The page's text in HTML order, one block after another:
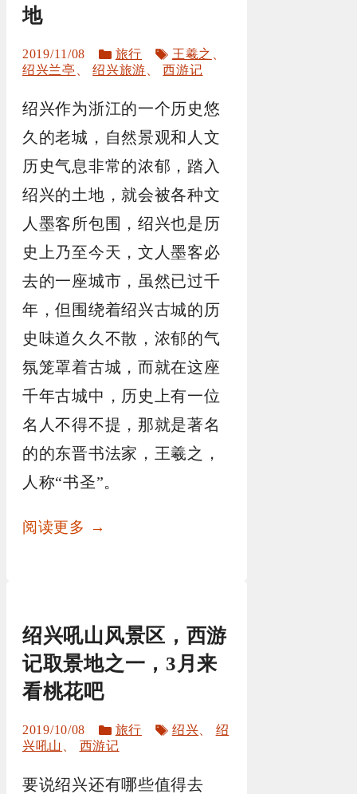
地
2019/11/08
分
类
旅行
标
签
王羲之
绍兴兰亭
、绍兴旅游 、西游记
绍兴作为浙江的一个历史悠
久的老城，自然景观和人文
历史气息非常的浓郁，踏入
绍兴的土地，就会被各种文
人墨客所包围，绍兴也是历
史上乃至今天，文人墨客必
去的一座城市，虽然已过千
年，但围绕着绍兴古城的历
史味道久久不散，浓郁的气
氛笼罩着古城，而就在这座
千年古城中，历史上有一位
名人不得不提，那就是著名
的的东晋书法家，王羲之，
人称“书圣”。
阅读更多 →
绍兴吼山风景区，西游
记取景地之一，3月来
看桃花吧
2019/10/08
分
类
旅行
标
绍兴
绍
兴吼山
西游记
要说绍兴还有哪些值得去